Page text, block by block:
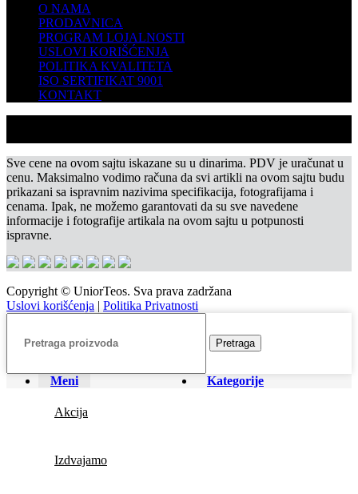
O NAMA
PRODAVNICA
PROGRAM LOJALNOSTI
USLOVI KORIŠĆENJA
POLITIKA KVALITETA
ISO SERTIFIKAT 9001
KONTAKT
Sve cene na ovom sajtu iskazane su u dinarima. PDV je uračunat u
cenu. Maksimalno vodimo računa da svi artikli na ovom sajtu budu
prikazani sa ispravnim nazivima specifikacija, fotografijama i
cenama. Ipak, ne možemo garantovati da su sve navedene
informacije i fotografije artikala na ovom sajtu u potpunosti
ispravne.
Copyright © UniorTeos. Sva prava zadržana
Uslovi korišćenja | Politika Privatnosti
Pretraga
Meni Kategorije
Akcija
Izdvajamo